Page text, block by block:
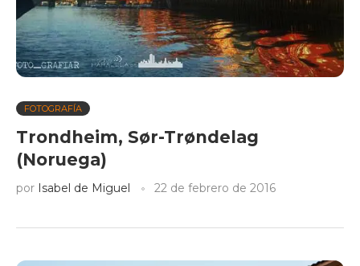
FOTOGRAFÍA
Trondheim, Sør-Trøndelag
(Noruega)
por Isabel de Miguel 22 de febrero de 2016